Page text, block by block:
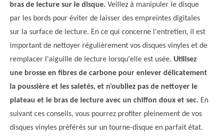
bras de lecture sur le disque. Veillez à manipuler le disque
par les bords pour éviter de laisser des empreintes digitales
sur la surface de lecture. En ce qui concerne l'entretien, il est
important de nettoyer régulièrement vos disques vinyles et de
remplacer l'aiguille de lecture lorsqu'elle est usée. Utilisez
une brosse en fibres de carbone pour enlever délicatement
la poussière et les saletés, et n'oubliez pas de nettoyer le
plateau et le bras de lecture avec un chiffon doux et sec. En
suivant ces conseils, vous pourrez profiter pleinement de vos
disques vinyles préférés sur un tourne-disque en parfait état.